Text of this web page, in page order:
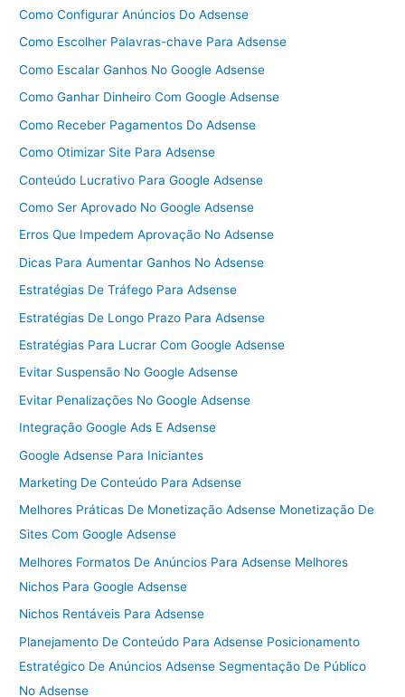
Como Configurar Anúncios Do Adsense
Como Escolher Palavras-chave Para Adsense
Como Escalar Ganhos No Google Adsense
Como Ganhar Dinheiro Com Google Adsense
Como Receber Pagamentos Do Adsense
Como Otimizar Site Para Adsense
Conteúdo Lucrativo Para Google Adsense
Como Ser Aprovado No Google Adsense
Erros Que Impedem Aprovação No Adsense
Dicas Para Aumentar Ganhos No Adsense
Estratégias De Tráfego Para Adsense
Estratégias De Longo Prazo Para Adsense
Estratégias Para Lucrar Com Google Adsense
Evitar Suspensão No Google Adsense
Evitar Penalizações No Google Adsense
Integração Google Ads E Adsense
Google Adsense Para Iniciantes
Marketing De Conteúdo Para Adsense
Melhores Práticas De Monetização Adsense Monetização De
Sites Com Google Adsense
Melhores Formatos De Anúncios Para Adsense Melhores
Nichos Para Google Adsense
Nichos Rentáveis Para Adsense
Planejamento De Conteúdo Para Adsense Posicionamento
Estratégico De Anúncios Adsense Segmentação De Público
No Adsense